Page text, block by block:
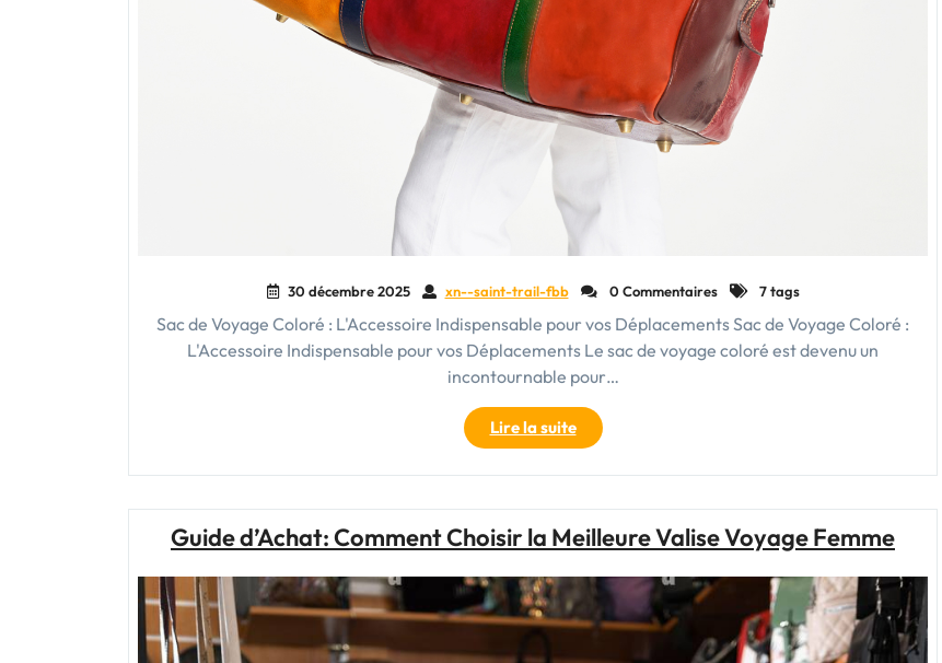
30 décembre 2025 xn--saint-trail-fbb 0 Commentaires 7 tags
Sac de Voyage Coloré : L'Accessoire Indispensable pour vos Déplacements Sac de Voyage Coloré :
L'Accessoire Indispensable pour vos Déplacements Le sac de voyage coloré est devenu un
incontournable pour…
Lire la suite"Égayez
vos
Déplacements
Sac
Voyage
Coloré"
Guide d’Achat: Comment Choisir la Meilleure Valise Voyage Femme